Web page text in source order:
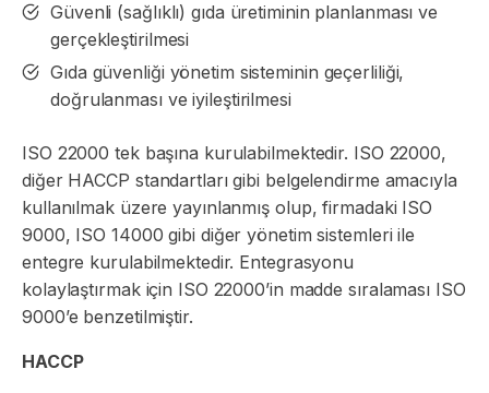
Güvenli (sağlıklı) gıda üretiminin planlanması ve
gerçekleştirilmesi
Gıda güvenliği yönetim sisteminin geçerliliği,
doğrulanması ve iyileştirilmesi
ISO 22000 tek başına kurulabilmektedir. ISO 22000,
diğer HACCP standartları gibi belgelendirme amacıyla
kullanılmak üzere yayınlanmış olup, firmadaki ISO
9000, ISO 14000 gibi diğer yönetim sistemleri ile
entegre kurulabilmektedir. Entegrasyonu
kolaylaştırmak için ISO 22000’in madde sıralaması ISO
9000’e benzetilmiştir.
HACCP